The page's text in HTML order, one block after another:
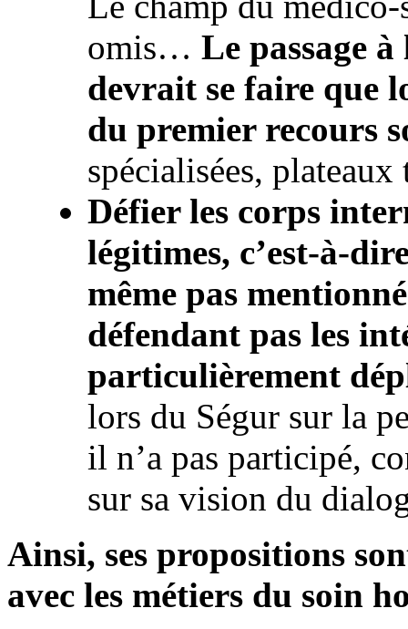
omis… Le passage
devrait se faire que
du premier recours
spécialisées,
Défier les corps
légitimes, c’est-à-
même pas
défendant pas les
particulièrement
lors du Ségur sur la
il n’a pas participé,
sur sa vision du
Ainsi, ses propositions
avec les métiers du soin